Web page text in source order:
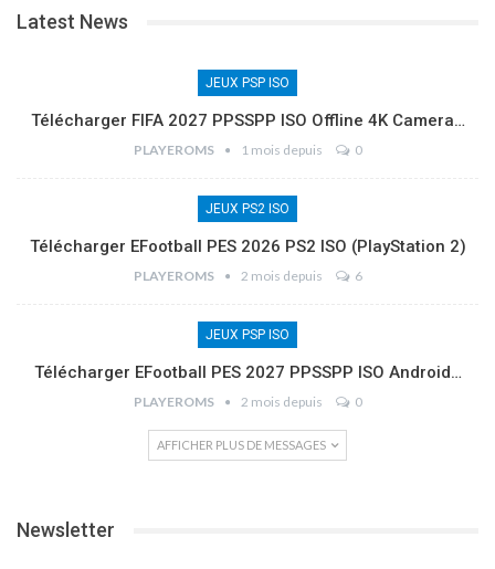
Latest News
JEUX PSP ISO
Télécharger FIFA 2027 PPSSPP ISO Offline 4K Camera…
PLAYEROMS 1 mois depuis 0
JEUX PS2 ISO
Télécharger EFootball PES 2026 PS2 ISO (PlayStation 2)
PLAYEROMS 2 mois depuis 6
JEUX PSP ISO
Télécharger EFootball PES 2027 PPSSPP ISO Android…
PLAYEROMS 2 mois depuis 0
AFFICHER PLUS DE MESSAGES
Newsletter